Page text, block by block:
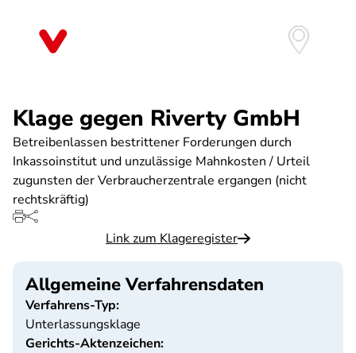
Klage gegen Riverty GmbH
Betreibenlassen bestrittener Forderungen durch
Inkassoinstitut und unzulässige Mahnkosten / Urteil
zugunsten der Verbraucherzentrale ergangen (nicht
rechtskräftig)
Link zum Klageregister
Allgemeine Verfahrensdaten
Verfahrens-Typ:
Unterlassungsklage
Gerichts-Aktenzeichen: